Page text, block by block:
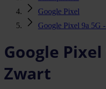
Google Pixel
Google Pixel 9a 5G
Google Pixel
Zwart